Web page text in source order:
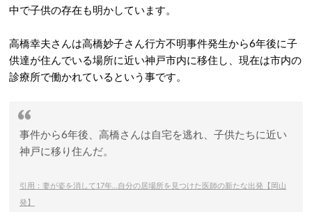
中で子供の存在も明かしています。
高橋幸夫さんは高橋妙子さん行方不明事件発生から6年後に子
供達が住んでいる場所に近い神戸市内に移住し、現在は市内の
診療所で働かれているという事です。
事件から6年後、高橋さんは自宅を逃れ、子供たちに近い
神戸に移り住んだ。
引用：妻が姿を消して17年…自分の居場所を見つけた医師の新たな出発【岡山
発】